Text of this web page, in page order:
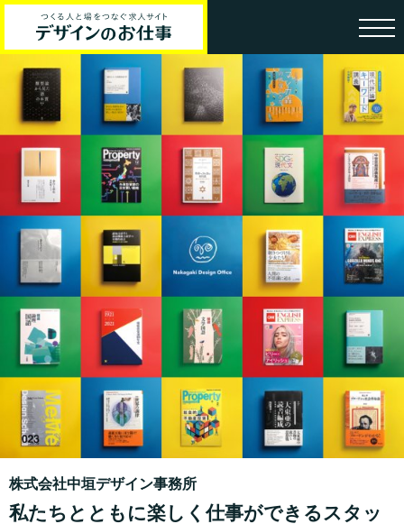
株式会社中垣デザイン事務所
私たちとともに楽しく仕事ができるスタッ